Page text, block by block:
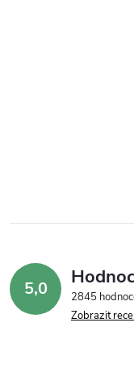
5,0
2845
Zobrazit